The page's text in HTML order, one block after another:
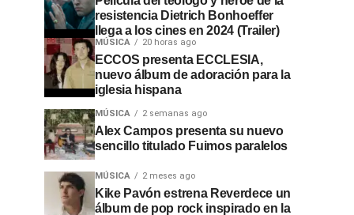
resistencia Dietrich Bonhoeffer
llega a los cines en 2024 (Trailer)
MÚSICA 20 horas ago
ECCOS presenta ECCLESIA,
nuevo álbum de adoración para la
iglesia hispana
MÚSICA 2 semanas ago
Alex Campos presenta su nuevo
sencillo titulado Fuimos paralelos
MÚSICA 2 meses ago
Kike Pavón estrena Reverdece un
álbum de pop rock inspirado en la